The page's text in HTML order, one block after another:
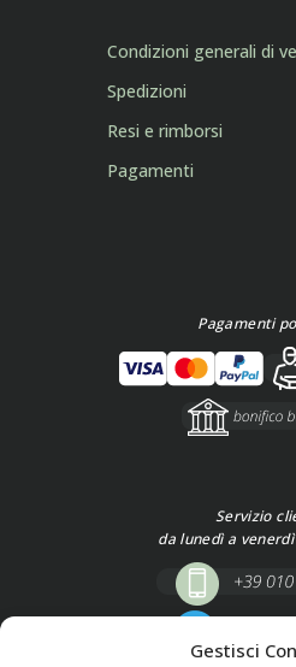
Gestisci
Condizioni generali di
Spedizioni
Resi e rimborsi
Pagamenti
Pagamenti
Servizio
da lunedì a